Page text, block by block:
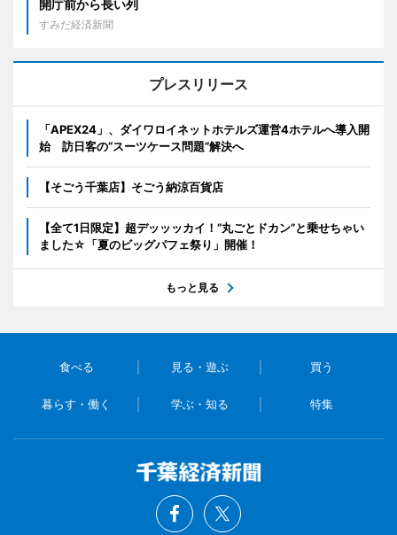
開庁前から長い列
すみだ経済新聞
プレスリリース
「APEX24」、ダイワロイネットホテルズ運営4ホテルへ導入開
始 訪日客の“スーツケース問題”解決へ
【そごう千葉店】そごう納涼百貨店
【全て1日限定】超デッッッカイ！“丸ごとドカン”と乗せちゃい
ました☆「夏のビッグパフェ祭り」開催！
もっと見る
食べる 見る・遊ぶ 買う
暮らす・働く 学ぶ・知る 特集